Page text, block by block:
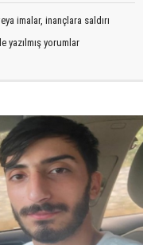
imalar, inançlara saldırı
yazılmış yorumlar